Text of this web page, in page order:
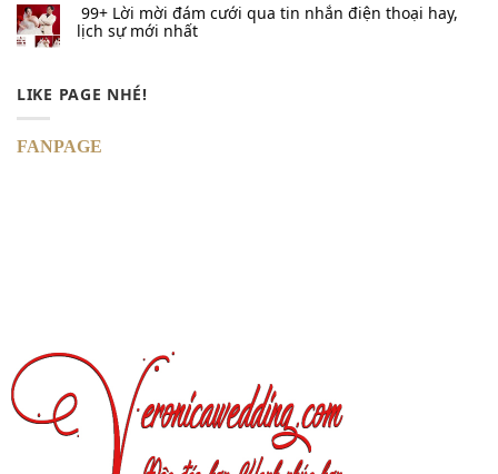
99+ Lời mời đám cưới qua tin nhắn​ điện thoại hay,
lịch sự mới nhất
LIKE PAGE NHÉ!
FANPAGE